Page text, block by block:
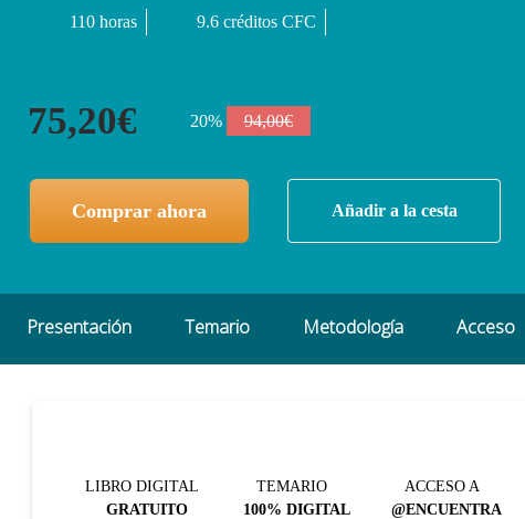
110 horas 9.6 créditos CFC
75,20€ 20% 94,00€
Comprar ahora Añadir a la cesta
Presentación Temario Metodología Acceso
LIBRO DIGITAL
GRATUITO
TEMARIO
100% DIGITAL
ACCESO A
@ENCUENTRA